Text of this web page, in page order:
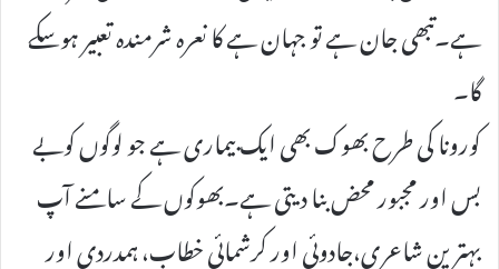
ہے۔تبھی جان ہے تو جہان ہے کا نعرہ شرمندہ تعبیر ہوسکے
گا۔
کورونا کی طرح بھوک بھی ایک بیماری ہے جو لوگوں کوبے
بس اور مجبور محض بنا دیتی ہے۔بھوکوں کے سامنے آپ
بہترین شاعری،جادوئی اور کرشمائی خطاب، ہمدردی اور